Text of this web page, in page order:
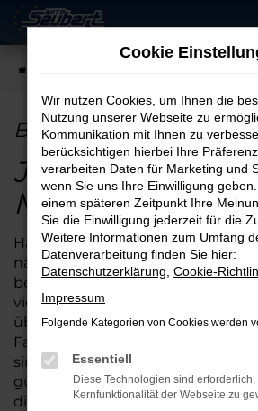
Zum
Hauptinhalt
springen
BMW in München
Jetzt Ihren
München
Haben Sie schon einmal daran
nächsten BMW für München
bei Auto Seubert GmbH bieten
vielen Jahren diese zeitsparende
überzeugen durch unser
Fahrzeuge BMW für München
sind unsere Spezialität, was sich
günstigen Preisen niederschlägt.
die Zusammenarbeit mit
Cookie
Wir nutzen Cookies, um Ihnen die
Nutzung unserer Webseite zu
Kommunikation mit Ihnen zu
berücksichtigen hierbei Ihre
verarbeiten Daten für Marketing und
wenn Sie uns Ihre Einwilligung
einem späteren Zeitpunkt Ihre
Sie die Einwilligung jederzeit für die
Weitere Informationen zum Umfang
Datenverarbeitung finden Sie hier:
Datenschutzerklärung Cookie-
Impressum
Folgende Kategorien von Cookies werden
Essentiell
Diese Technologien sind erforderlich,
Kernfunktionalität der Webseite zu